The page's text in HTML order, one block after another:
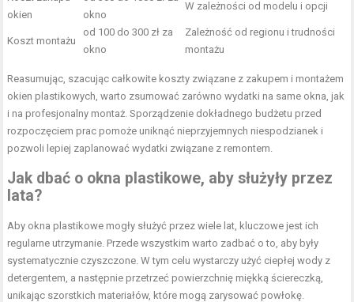
okien
okno
W zależności od modelu i opcji
Koszt montażu
od 100 do 300 zł za
okno
Zależność od regionu i trudności
montażu
Reasumując, szacując całkowite koszty związane z zakupem i montażem
okien plastikowych, warto zsumować zarówno wydatki na same okna, jak
i na profesjonalny montaż. Sporządzenie dokładnego budżetu przed
rozpoczęciem prac pomoże uniknąć nieprzyjemnych niespodzianek i
pozwoli lepiej zaplanować wydatki związane z remontem.
Jak dbać o okna plastikowe, aby służyły przez
lata?
Aby okna plastikowe mogły służyć przez wiele lat, kluczowe jest ich
regularne utrzymanie. Przede wszystkim warto zadbać o to, aby były
systematycznie czyszczone. W tym celu wystarczy użyć ciepłej wody z
detergentem, a następnie przetrzeć powierzchnię miękką ściereczką,
unikając szorstkich materiałów, które mogą zarysować powłokę.